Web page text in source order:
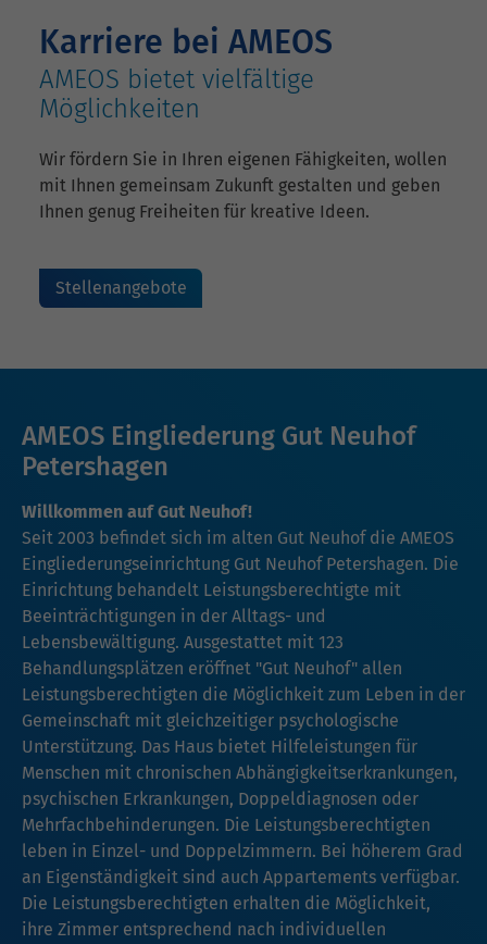
Karriere bei AMEOS
AMEOS bietet vielfältige
Möglichkeiten
Wir fördern Sie in Ihren eigenen Fähigkeiten, wollen
mit Ihnen gemeinsam Zukunft gestalten und geben
Ihnen genug Freiheiten für kreative Ideen.
Stellenangebote
AMEOS Eingliederung Gut Neuhof
Petershagen
Willkommen auf Gut Neuhof!
Seit 2003 befindet sich im alten Gut Neuhof die AMEOS
Eingliederungseinrichtung Gut Neuhof Petershagen. Die
Einrichtung behandelt Leistungsberechtigte mit
Beeinträchtigungen in der Alltags- und
Lebensbewältigung. Ausgestattet mit 123
Behandlungsplätzen eröffnet "Gut Neuhof" allen
Leistungsberechtigten die Möglichkeit zum Leben in der
Gemeinschaft mit gleichzeitiger psychologische
Unterstützung. Das Haus bietet Hilfeleistungen für
Menschen mit chronischen Abhängigkeitserkrankungen,
psychischen Erkrankungen, Doppeldiagnosen oder
Mehrfachbehinderungen. Die Leistungsberechtigten
leben in Einzel- und Doppelzimmern. Bei höherem Grad
an Eigenständigkeit sind auch Appartements verfügbar.
Die Leistungsberechtigten erhalten die Möglichkeit,
ihre Zimmer entsprechend nach individuellen